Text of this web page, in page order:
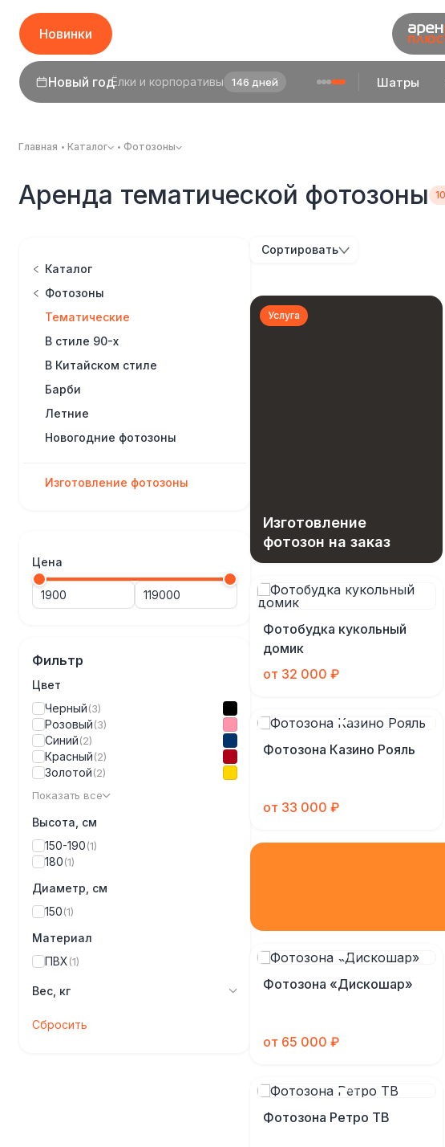
Новинки
1 сентябряДень знаний 24 дня
Новый годЁлки и корпоративы
Шатры
Главная Каталог Фотозоны
Аренда тематической фотозоны
Каталог
Фотозоны
Тематические
В стиле 90-х
В Китайском стиле
Барби
Летние
Новогодние фотозоны
Изготовление фотозоны
Цена
Фильтр
Цвет
Черный(3)
Розовый(3)
Синий(2)
Красный(2)
Золотой(2)
Показать все
Высота, см
150-190(1)
180(1)
Диаметр, см
150(1)
Материал
ПВХ(1)
Вес, кг
Сбросить
Сортировать
Услуга
Изготовление
фотозон на заказ
Фотобудка кукольный
домик
от 32 000 ₽
Фотозона Казино Рояль
от 33 000 ₽
Фотозона «Дискошар»
от 65 000 ₽
Фотозона Ретро ТВ